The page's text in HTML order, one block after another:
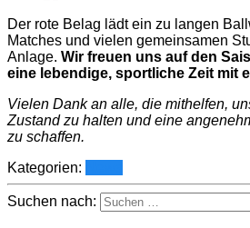
Der rote Belag lädt ein zu langen
Matches und vielen gemeinsamen
Anlage. Wir freuen uns auf den
eine lebendige, sportliche Zeit mit
Vielen Dank an alle, die mithelfen,
Zustand zu halten und eine
zu schaffen.
Kategorien:
Suchen nach: